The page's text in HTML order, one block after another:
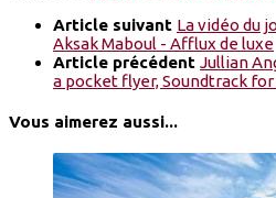
Article suivant La vidéo du
Aksak Maboul - Afflux de luxe
Article précédent Jullian
a pocket flyer, Soundtrack
Vous aimerez aussi...